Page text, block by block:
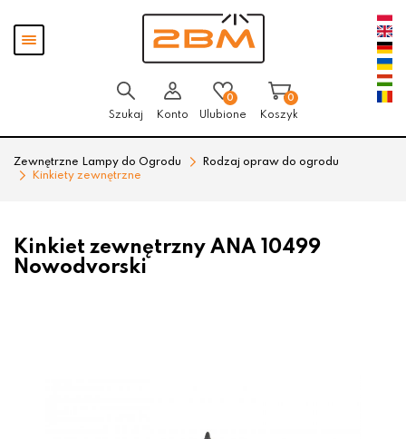
Pokaż
menu
Szukaj Konto
0
Ulubione
0
Koszyk
Zewnętrzne Lampy do Ogrodu
Rodzaj opraw do ogrodu
Kinkiety zewnętrzne
Kinkiet zewnętrzny ANA 10499
Nowodvorski